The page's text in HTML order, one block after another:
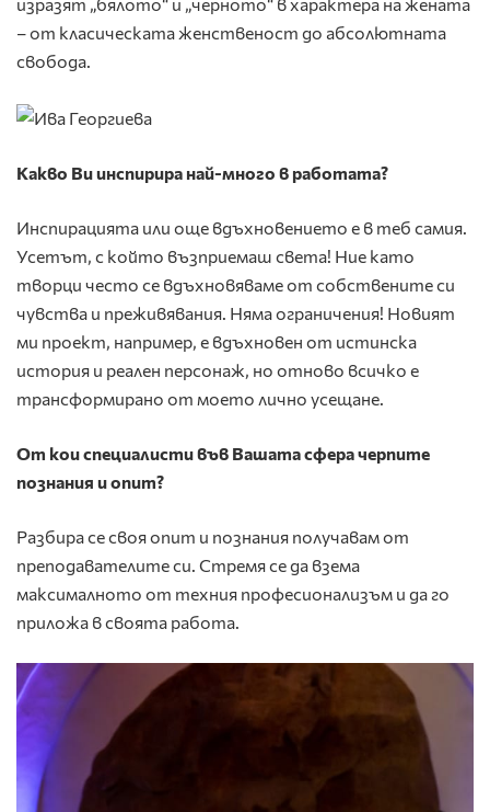
– от класическата женственост до абсолютната
свобода.
Какво Ви инспирира най-много в работата?
Инспирацията или още вдъхновението е в теб самия.
Усетът, с който възприемаш света! Ние като
творци често се вдъхновяваме от собствените си
чувства и преживявания. Няма ограничения! Новият
ми проект, например, е вдъхновен от истинска
история и реален персонаж, но отново всичко е
трансформирано от моето лично усещане.
От кои специалисти във Вашата сфера черпите
познания и опит?
Разбира се своя опит и познания получавам от
преподавателите си. Стремя се да взема
максималното от техния професионализъм и да го
приложа в своята работа.